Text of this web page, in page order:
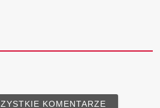
KOMENTARZE